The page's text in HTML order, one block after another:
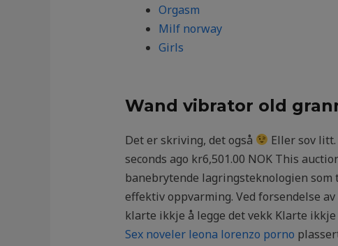
Orgasm
Milf norway
Girls
Wand vibrator old
Det er skriving, det også
Eller sov litt.
seconds ago kr6,501.00 NOK This
banebrytende lagringsteknologien
effektiv oppvarming. Ved forsendelse
klarte ikkje å legge det vekk Klarte
Sex noveler leona lorenzo porno